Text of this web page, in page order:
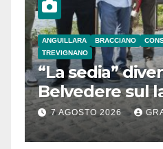
ANGUILLARA BRACCIANO
TREVIGNANO
“La sedia”
Belvedere sul
Bracciano: ieri
l’inaugurazione
7 AGOSTO 2026